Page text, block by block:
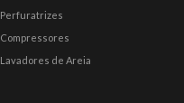
Perfuratrizes
Compressores
Lavadores de Areia